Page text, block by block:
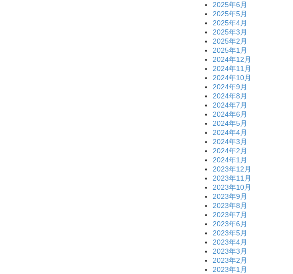
2025年6月
2025年5月
2025年4月
2025年3月
2025年2月
2025年1月
2024年12月
2024年11月
2024年10月
2024年9月
2024年8月
2024年7月
2024年6月
2024年5月
2024年4月
2024年3月
2024年2月
2024年1月
2023年12月
2023年11月
2023年10月
2023年9月
2023年8月
2023年7月
2023年6月
2023年5月
2023年4月
2023年3月
2023年2月
2023年1月